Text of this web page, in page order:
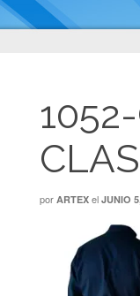
por ARTEX el JUNIO